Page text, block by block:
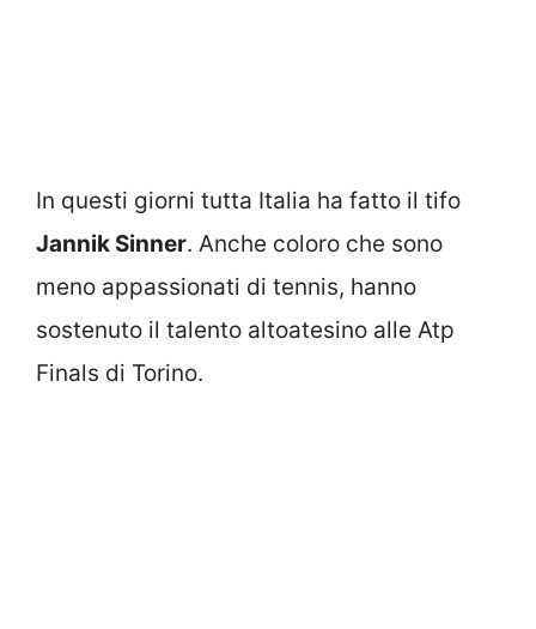
In questi giorni tutta Italia ha fatto il tifo
Jannik Sinner. Anche coloro che sono
meno appassionati di tennis, hanno
sostenuto il talento altoatesino alle Atp
Finals di Torino.